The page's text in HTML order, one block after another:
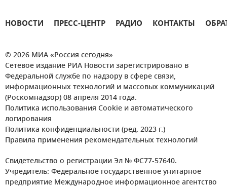
НОВОСТИ ПРЕСС-ЦЕНТР РАДИО КОНТАКТЫ
© 2026 МИА «Россия сегодня»
Сетевое издание РИА Новости зарегистрировано в
Федеральной службе по надзору в сфере связи,
информационных технологий и массовых коммуникаций
(Роскомнадзор) 08 апреля 2014 года.
Политика использования Cookie и автоматического
логирования
Политика конфиденциальности (ред. 2023 г.)
Правила применения рекомендательных технологий
Свидетельство о регистрации Эл № ФС77-57640.
Учредитель: Федеральное государственное унитарное
предприятие Международное информационное агентство